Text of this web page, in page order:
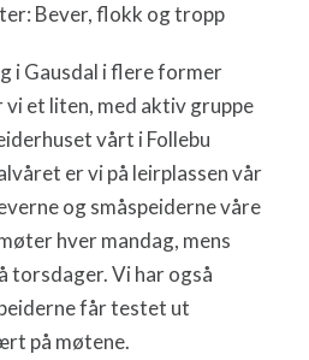
Bever, flokk og tropp
i Gausdal i flere former
vi et liten, med aktiv gruppe
vårt i Follebu
er vi på leirplassen vår
og småspeiderne våre
hver mandag, mens
torsdager. Vi har også
får testet ut
på møtene.